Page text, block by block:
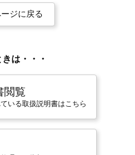
ジに戻る
は・・・
閲覧
いる取扱説明書はこちら